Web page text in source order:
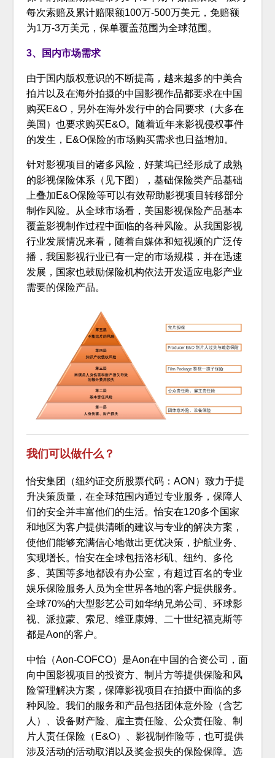
每次索赔及累计赔限额100万-500万美元，免赔额
为1万-3万美元，保单覆盖范围为全球范围。
3、国内市场需求
由于国内版权意识的不断提高，越来越多的中美合
拍片以及在海外拍摄的中国影视作品都要求在中国
购买E&O，另外在海外发行中的合同要求（大多在
美国）也要求购买E&O。随着近年来影视侵权事件
的发生，E&O保险的市场购买需求也日益增加。
针对影视项目的诸多风险，好莱坞已经形成了成熟
的影视保险体系（见下图），基础保险类产品基础
上叠加E&O保险等可以有效帮助影视项目转移部分
制作风险。从全球市场看，美国影视保险产品基本
覆盖影视制作过程中面临的各种风险。从我国影视
行业发展情况来看，随着自媒体和短视频的广泛传
播，我国影视行业已有一定的市场规模，并在迅速
发展，国家也鼓励保险机构依法开发适应电影产业
需要的保险产品。
我们可以做什么？
怡安集团（纽约证交所股票代码：AON）致力于提
升决策质量，在全球范围内通过专业服务，保障人
们的安全并丰富他们的生活。怡安在120多个国家
和地区为客户提供清晰的建议与专业的解决方案，
使他们能够充满信心地做出更优决策，护航业务、
实现增长。怡安在全球包括洛杉矶、纽约、多伦
多、英国等多地都设有办公室，有超过百名的专业
娱乐保险服务人员为全世界各地的客户提供服务。
全球70%的大型影艺公司如华纳兄弟公司、环球影
视、派拉蒙、索尼、维亚康姆、二十世纪福克斯等
都是Aon的客户。
中怡（Aon-COFCO）是Aon在中国的合资公司，面
向中国影视项目的投资方、制片方等提供保险和风
险管理解决方案，保障影视项目在拍摄中面临的多
种风险。我们的服务和产品包括团体意外险（含艺
人）、设备财产险、雇主责任险、公众责任险、制
片人责任保险（E&O）、影视制作险等，也可提供
涉及活动的活动取消以及奖金损失的保险保障。选